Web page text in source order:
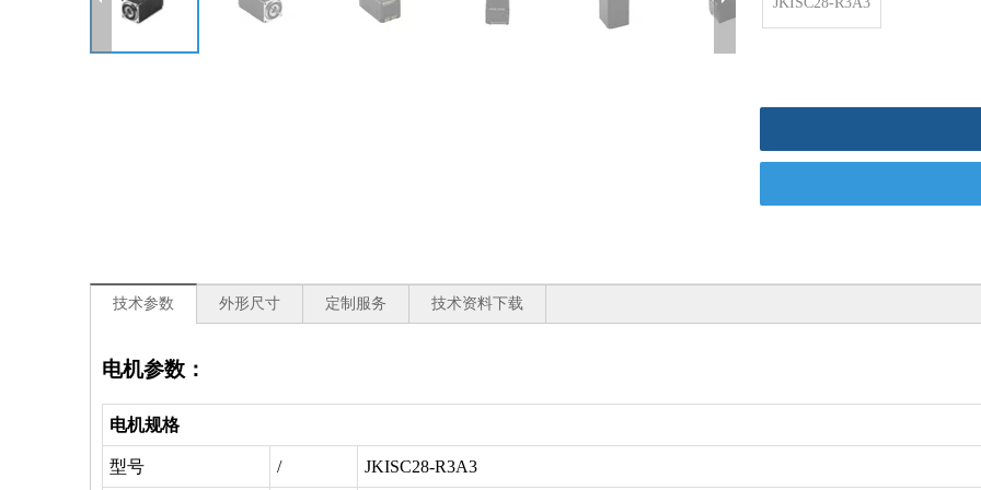
技术参数 外形尺寸 定制服务 技术资料下载
电机参数：
电机规格
型号 / JKISC28-R3A3